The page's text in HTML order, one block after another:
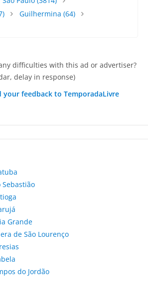
Guilhermina (64)
difficulties with this ad or advertiser?
delay in response)
your feedback to TemporadaLivre
Sebastião
Grande
de São Lourenço
do Jordão